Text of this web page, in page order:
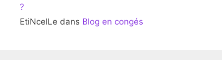
?
EtiNcelLe dans Blog en congés